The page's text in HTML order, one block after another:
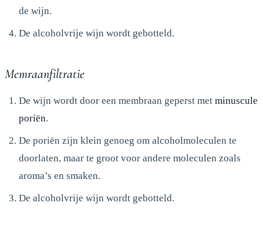
de wijn.
De alcoholvrije wijn wordt gebotteld.
Memraanfiltratie
De wijn wordt door een membraan geperst met minuscule
poriën.
De poriën zijn klein genoeg om alcoholmoleculen te
doorlaten, maar te groot voor andere moleculen zoals
aroma’s en smaken.
De alcoholvrije wijn wordt gebotteld.